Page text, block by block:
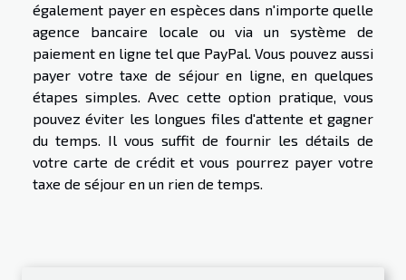
également payer en espèces dans n'importe quelle
agence bancaire locale ou via un système de
paiement en ligne tel que PayPal. Vous pouvez aussi
payer votre taxe de séjour en ligne, en quelques
étapes simples. Avec cette option pratique, vous
pouvez éviter les longues files d'attente et gagner
du temps. Il vous suffit de fournir les détails de
votre carte de crédit et vous pourrez payer votre
taxe de séjour en un rien de temps.